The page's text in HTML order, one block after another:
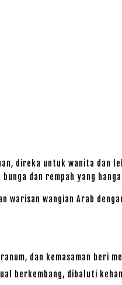
direka untuk wanita dan
dan rempah yang
warisan wangian Arab
dan kemasaman beri
berkembang, dibaluti